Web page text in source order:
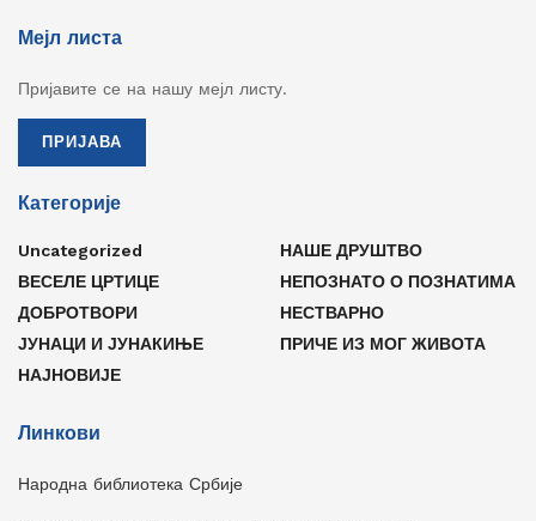
Мејл листа
Пријавите се на нашу мејл листу.
ПРИЈАВА
Категорије
Uncategorized
ВЕСЕЛЕ ЦРТИЦЕ
ДОБРОТВОРИ
ЈУНАЦИ И ЈУНАКИЊЕ
НАЈНОВИЈЕ
НАШЕ ДРУШТВО
НЕПОЗНАТО О ПОЗНАТИМА
НЕСТВАРНО
ПРИЧЕ ИЗ МОГ ЖИВОТА
Линкови
Народна библиотека Србије